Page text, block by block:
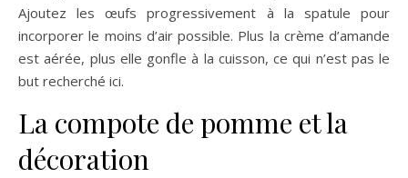
Ajoutez les œufs progressivement à la spatule pour
incorporer le moins d’air possible. Plus la crème d’amande
est aérée, plus elle gonfle à la cuisson, ce qui n’est pas le
but recherché ici.
La compote de pomme et la
décoration